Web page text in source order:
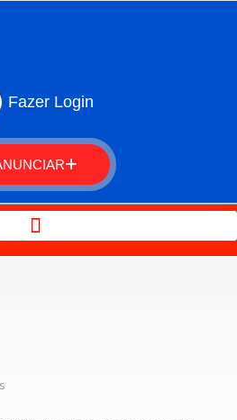
Fazer Login